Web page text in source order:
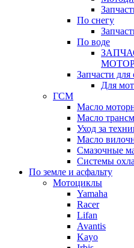
По снегу
По воде
Запчасти для
Для
ГСМ
Масло
Масло
Уход за
Масло
Смазочные
Системы
По земле и асфальту
Мотоциклы
Yamaha
Racer
Lifan
Avantis
Kayo